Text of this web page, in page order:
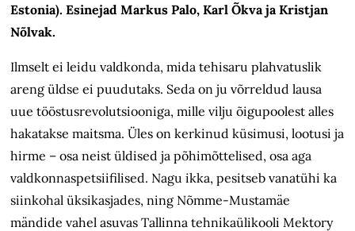
Estonia). Esinejad Markus Palo, Karl Õkva ja Kristjan
Nõlvak.
Ilmselt ei leidu valdkonda, mida tehisaru plahvatuslik
areng üldse ei puudutaks. Seda on ju võrreldud lausa
uue tööstusrevolutsiooniga, mille vilju õigupoolest alles
hakatakse maitsma. Üles on kerkinud küsimusi, lootusi ja
hirme – osa neist üldised ja põhimõttelised, osa aga
valdkonnaspetsiifilised. Nagu ikka, pesitseb vanatühi ka
siinkohal üksikasjades, ning Nõmme-Mustamäe
mändide vahel asuvas Tallinna tehnika­ülikooli Mektory